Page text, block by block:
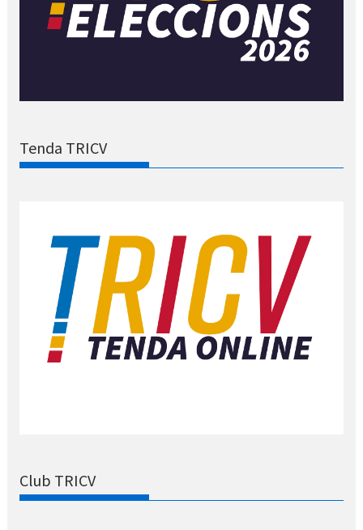
Tenda TRICV
Club TRICV